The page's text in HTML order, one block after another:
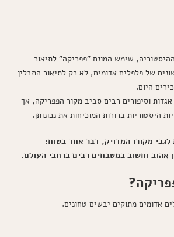
שימש המונח "פפריקה" לתיאור
של פלפלים אדומים, לא רק לתיאור התבלין
היום.
אגדות וסיפורים רבים סביב מקור הפפריקה, אך
היסטוריות ברורות המוכיחות את נכונותן.
לגבי מקורו המדויק, דבר אחד בטוח:
אהוב וחשוב במטבחים רבים ברחבי העולם.
אדומים מתוקים יבשים טחונים.